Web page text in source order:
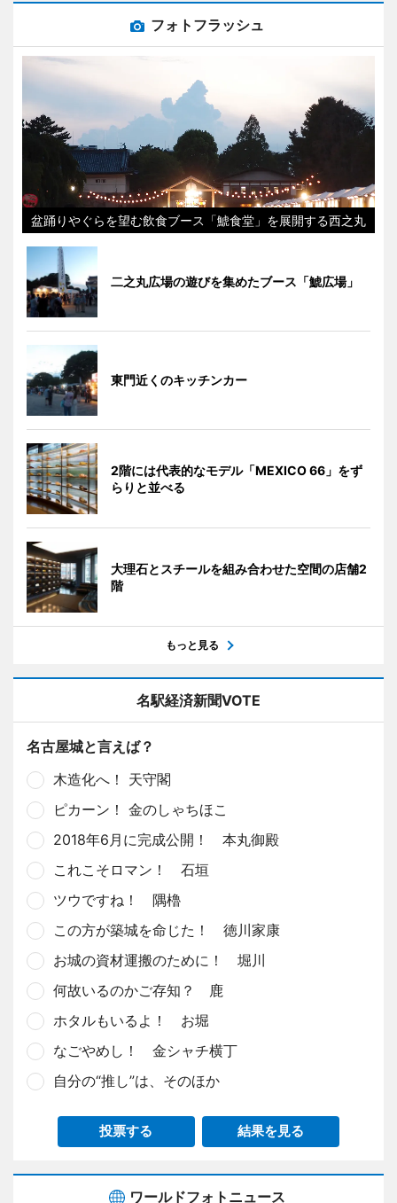
フォトフラッシュ
盆踊りやぐらを望む飲食ブース「鯱食堂」を展開する西之丸
二之丸広場の遊びを集めたブース「鯱広場」
東門近くのキッチンカー
2階には代表的なモデル「MEXICO 66」をず
らりと並べる
大理石とスチールを組み合わせた空間の店舗2
階
もっと見る
名駅経済新聞VOTE
名古屋城と言えば？
木造化へ！ 天守閣
ピカーン！ 金のしゃちほこ
2018年6月に完成公開！ 本丸御殿
これこそロマン！ 石垣
ツウですね！ 隅櫓
この方が築城を命じた！ 徳川家康
お城の資材運搬のために！ 堀川
何故いるのかご存知？ 鹿
ホタルもいるよ！ お堀
なごやめし！ 金シャチ横丁
自分の“推し”は、そのほか
投票する 結果を見る
ワールドフォトニュース